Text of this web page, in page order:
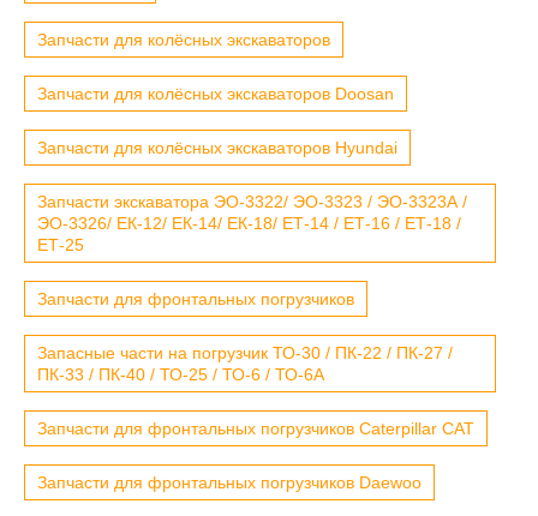
Запчасти для колёсных экскаваторов
Запчасти для колёсных экскаваторов Doosan
Запчасти для колёсных экскаваторов Hyundai
Запчасти экскаватора ЭО-3322/ ЭО-3323 / ЭО-3323А /
ЭО-3326/ ЕК-12/ ЕК-14/ ЕК-18/ ЕТ-14 / ЕТ-16 / ЕТ-18 /
ЕТ-25
Запчасти для фронтальных погрузчиков
Запасные части на погрузчик ТО-30 / ПК-22 / ПК-27 /
ПК-33 / ПК-40 / ТО-25 / ТО-6 / ТО-6А
Запчасти для фронтальных погрузчиков Caterpillar CAT
Запчасти для фронтальных погрузчиков Daewoo